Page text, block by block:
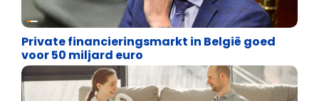
Financiële vrijheid
Private financieringsmarkt in België goed
voor 50 miljard euro